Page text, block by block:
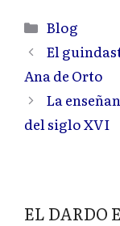
Categorías
Blog
El
Ana de Orto
La
del siglo XVI
EL DARDO